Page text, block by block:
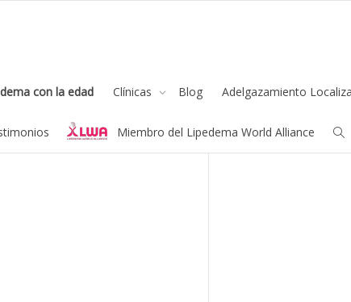
con la edad Clínicas Blog Adelgazamiento
Miembro del Lipedema World Alliance